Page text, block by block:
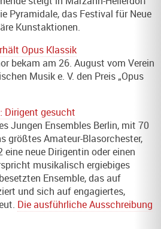
Pyramidale, das Festival für Neue
Kunstaktionen.
Opus Klassik
bekam am 26. August vom Verein
Musik e. V. den Preis „Opus
Dirigent gesucht
Jungen Ensembles Berlin, mit 70
größtes Amateur-Blasorchester,
neue Dirigentin oder einen
musikalisch ergiebiges
Ensemble, das auf
und sich auf engagiertes,
Die ausführliche Ausschreibung